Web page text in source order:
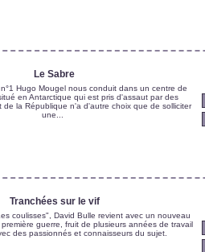
Le Sabre
Hugo Mougel nous conduit dans un centre de
en Antarctique qui est pris d'assaut par des
de la République n'a d'autre choix que de solliciter
une...
Tranchées sur le vif
coulisses", David Bulle revient avec un nouveau
guerre, fruit de plusieurs années de travail
des passionnés et connaisseurs du sujet.